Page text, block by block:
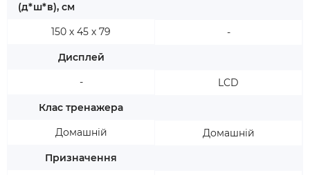
(д*ш*в), см
150 х 45 х 79
Дисплей
-
Клас тренажера
Домашній
Призначення
-
LCD
Домашній